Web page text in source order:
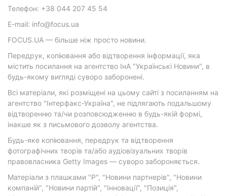
Телефон: +38 044 207 45 54
E-mail: info@focus.ua
FOCUS.UA — більше ніж просто новини.
Передрук, копіювання або відтворення інформації, яка
містить посилання на агентство ІнА "Українські Новини", в
будь-якому вигляді суворо заборонені.
Всі матеріали, які розміщені на цьому сайті з посиланням на
агентство "Інтерфакс-Україна", не підлягають подальшому
відтворенню та/чи розповсюдженню в будь-якій формі,
інакше як з письмового дозволу агентства.
Будь-яке копіювання, передрук та відтворення
фотографічних творів та/або аудіовізуальних творів
правовласника Getty Images — суворо забороняється.
Матеріали з плашками "Р", "Новини партнерів", "Новини
компаній", "Новини партій", "Інновації", "Позиція",